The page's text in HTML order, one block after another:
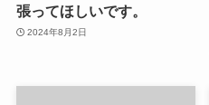
張ってほしいです。
2024年8月2日